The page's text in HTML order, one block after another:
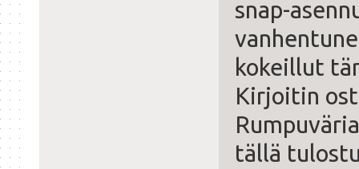
snap-
kokeillut
Kirjoitin
tällä